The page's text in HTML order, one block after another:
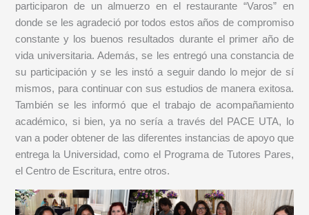
participaron de un almuerzo en el restaurante “Varos” en
donde se les agradeció por todos estos años de compromiso
constante y los buenos resultados durante el primer año de
vida universitaria. Además, se les entregó una constancia de
su participación y se les instó a seguir dando lo mejor de sí
mismos, para continuar con sus estudios de manera exitosa.
También se les informó que el trabajo de acompañamiento
académico, si bien, ya no sería a través del PACE UTA, lo
van a poder obtener de las diferentes instancias de apoyo que
entrega la Universidad, como el Programa de Tutores Pares,
el Centro de Escritura, entre otros.